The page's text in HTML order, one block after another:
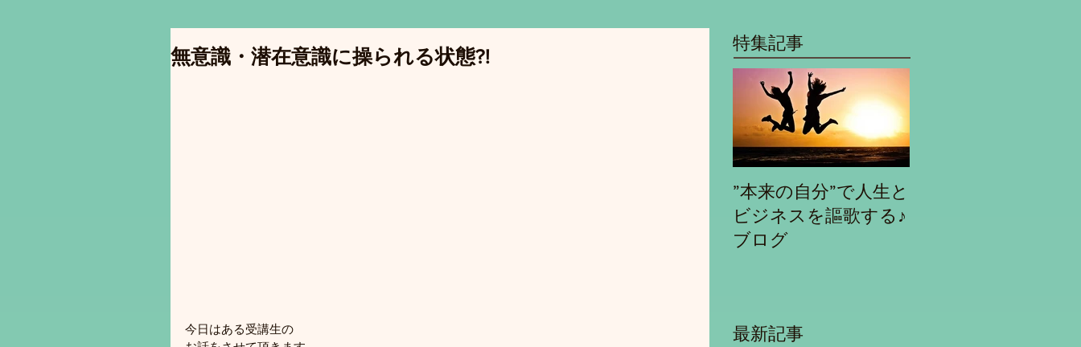
無意識・潜在意識に操られる状態?!
今日はある受講生の
特集記事
”本来の自分”で人生と
ビジネスを謳歌する♪
ブログ
最新記事